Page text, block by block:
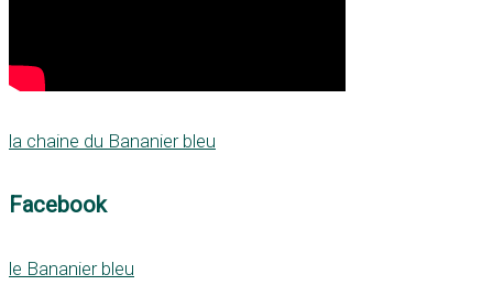
la chaine du Bananier bleu
Facebook
le Bananier bleu